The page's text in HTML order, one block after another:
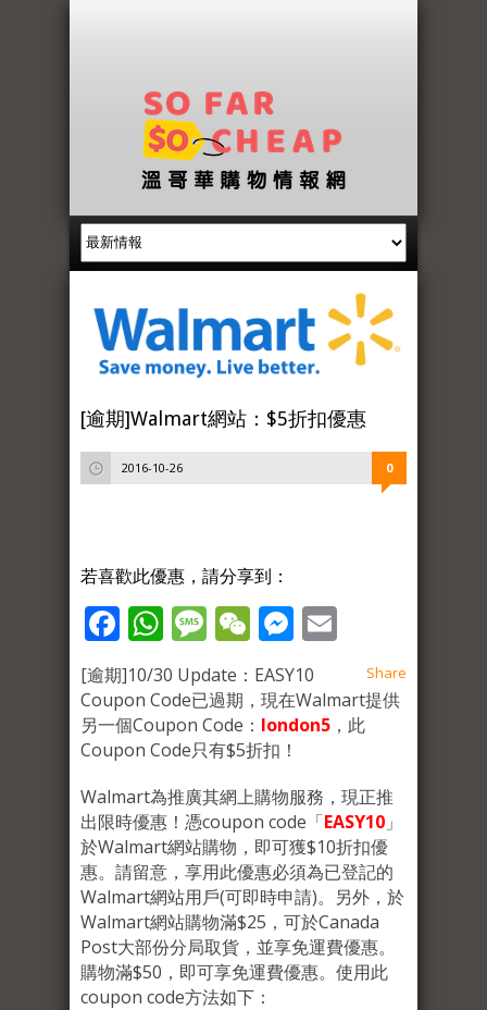
[逾期]Walmart網站：$5折扣優惠
2016-10-26 0
若喜歡此優惠，請分享到：
Facebook
WhatsApp
Message
WeChat
Messenger
Share
[逾期]10/30 Update：EASY10
Coupon Code已過期，現在Walmart提供
另一個Coupon Code： london5 ，此
Coupon Code只有$5折扣！
Walmart為推廣其網上購物服務，現正推
出限時優惠！憑coupon code「EASY10 」
於Walmart網站購物，即可獲$10折扣優
惠。請留意，享用此優惠必須為已登記的
Walmart網站用戶(可即時申請)。另外，於
Walmart網站購物滿$25，可於Canada
Post大部份分局取貨，並享免運費優惠。
購物滿$50，即可享免運費優惠。使用此
coupon code方法如下：